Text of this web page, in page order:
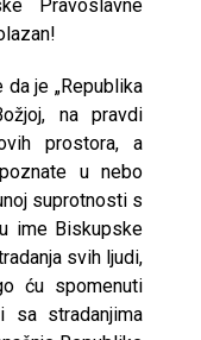
Pravoslavne
je „Republika
na pravdi
prostora, a
u nebo
suprotnosti s
ime Biskupske
svih ljudi,
ću spomenuti
sa stradanjima